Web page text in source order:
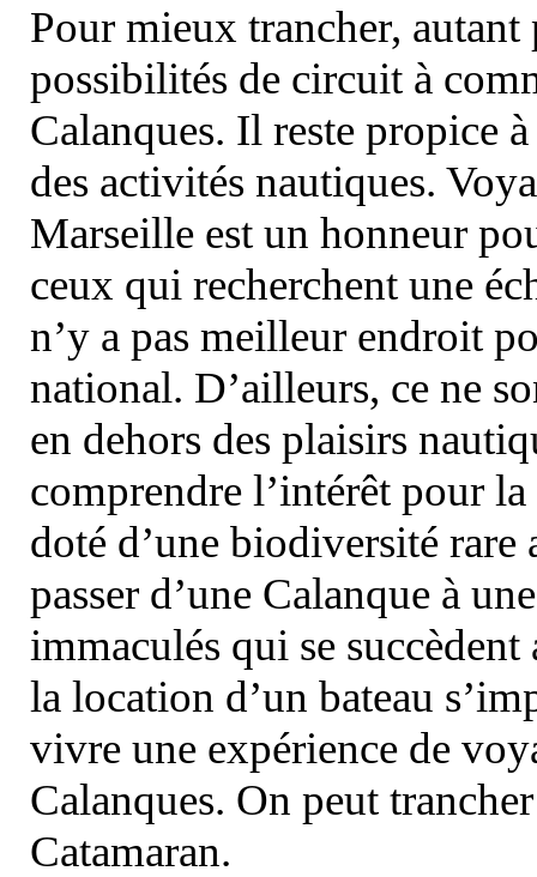
Pour mieux trancher, autant
possibilités de circuit à
Calanques. Il reste propice
des activités nautiques.
Marseille est un honneur
ceux qui recherchent une
n’y a pas meilleur endroit
national. D’ailleurs, ce ne
en dehors des plaisirs
comprendre l’intérêt pour
doté d’une biodiversité
passer d’une Calanque à
immaculés qui se
la location d’un bateau
vivre une expérience de
Calanques. On peut
Catamaran.